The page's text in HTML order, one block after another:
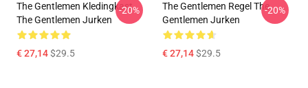
The Gentlemen Kledingkast
The Gentlemen Jurken
€ 27,14$29.5
-20%
The Gentlemen Regel The
Gentlemen Jurken
€ 27,14$29.5
-20%